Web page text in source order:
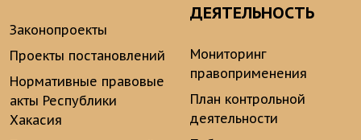
Законопроекты
Проекты постановлений
Нормативные правовые
акты Республики
Хакасия
ДЕЯТЕЛЬНОСТЬ
Мониторинг
правоприменения
План контрольной
деятельности